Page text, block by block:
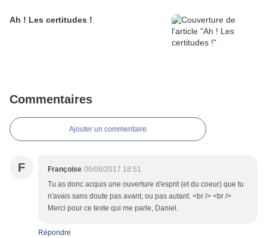
Ah ! Les certitudes !
Commentaires
Ajouter un commentaire
F Françoise 06/08/2017 18:51
Tu as donc acquis une ouverture d'esprit (et du coeur) que tu
n'avais sans doute pas avant, ou pas autant. <br /> <br />
Merci pour ce texte qui me parle, Daniel.
Répondre